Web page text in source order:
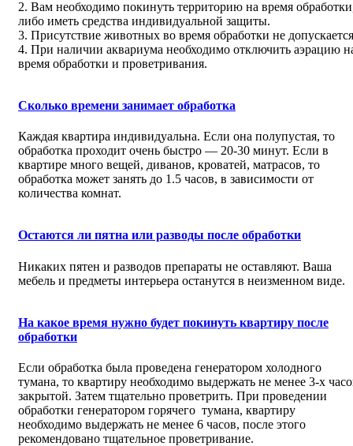
2. Вам необходимо покинуть территорию на время
либо иметь средства индивидуальной защиты.
3. Присутствие животных во время обработки не
4. При наличии аквариума необходимо отключить аэрацию
время обработки и проветривания.
Сколько времени занимает обработка
Каждая квартира индивидуальна. Если она полупустая, то
обработка проходит очень быстро — 20-30 минут. Если в
квартире много вещей, диванов, кроватей, матрасов, то
обработка может занять до 1.5 часов, в зависимости от
количества комнат.
Остаются ли пятна или разводы после обработки
Никаких пятен и разводов препараты не оставляют. Ваша
мебель и предметы интерьера останутся в неизменном виде.
На какое время нужно будет покинуть квартиру после
обработки
Если обработка была проведена генератором холодного
тумана, то квартиру необходимо выдержать не менее 3-х
закрытой. Затем тщательно проветрить. При проведении
обработки генератором горячего тумана, квартиру
необходимо выдержать не менее 6 часов, после этого
рекомендовано тщательное проветривание.